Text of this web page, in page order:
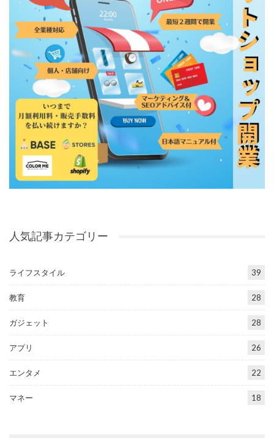
人気記事カテゴリー
ライフスタイル 39
教育 28
ガジェット 28
アプリ 26
エンタメ 22
マネー 18